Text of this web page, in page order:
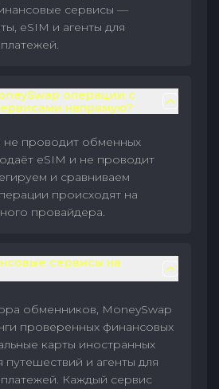
сервисы —
eSIM и агенты для
операции с
напрямую?
не проводит обменных
eSIM и не проводит
и сравниваем
происходят на
провайдера.
сервисы на
обменников, MoneySwap
проверенных финансовых
карты иностранных
путешествий и агенты для
Каждый сервис